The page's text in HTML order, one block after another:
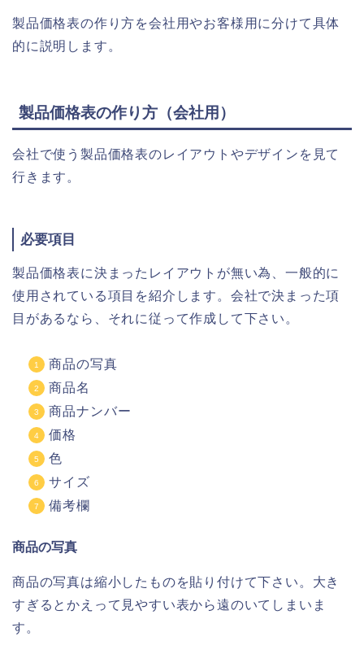
製品価格表の作り方を会社用やお客様用に分けて具体
的に説明します。
製品価格表の作り方（会社用）
会社で使う製品価格表のレイアウトやデザインを見て
行きます。
必要項目
製品価格表に決まったレイアウトが無い為、一般的に
使用されている項目を紹介します。会社で決まった項
目があるなら、それに従って作成して下さい。
商品の写真
商品名
商品ナンバー
価格
色
サイズ
備考欄
商品の写真
商品の写真は縮小したものを貼り付けて下さい。大き
すぎるとかえって見やすい表から遠のいてしまいま
す。